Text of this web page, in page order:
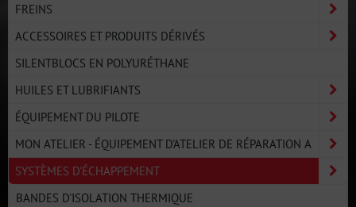
FREINS
ACCESSOIRES ET PRODUITS DÉRIVÉS
SILENTBLOCS EN POLYURÉTHANE
HUILES ET LUBRIFIANTS
ÉQUIPEMENT DU PILOTE
MON ATELIER - ÉQUIPEMENT D'ATELIER DE RÉPARATION A
SYSTÈMES D'ÉCHAPPEMENT
BANDES D'ISOLATION THERMIQUE